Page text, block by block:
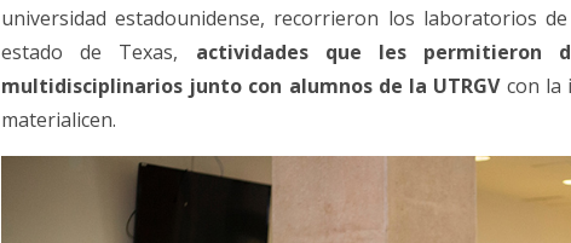
universidad estadounidense, recorrieron los laboratorios
estado de Texas, actividades que les permitieron
multidisciplinarios junto con alumnos de la UTRGVcon la
materialicen.